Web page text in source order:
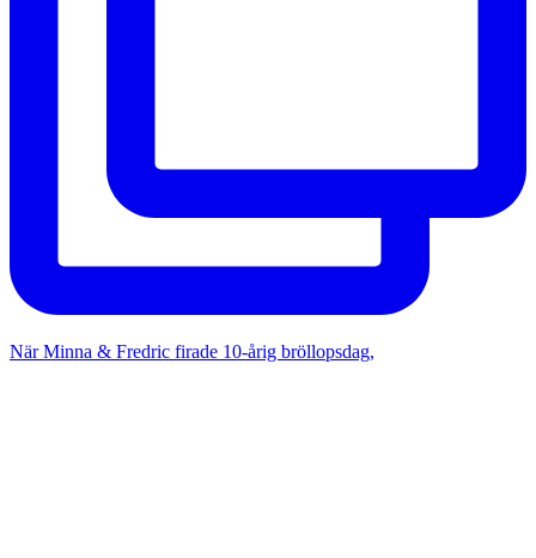
När Minna & Fredric firade 10-årig bröllopsdag,